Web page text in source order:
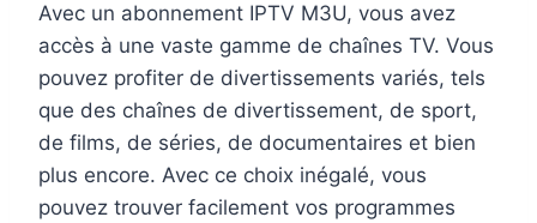
Avec un abonnement IPTV M3U, vous avez
accès à une vaste gamme de chaînes TV. Vous
pouvez profiter de divertissements variés, tels
que des chaînes de divertissement, de sport,
de films, de séries, de documentaires et bien
plus encore. Avec ce choix inégalé, vous
pouvez trouver facilement vos programmes